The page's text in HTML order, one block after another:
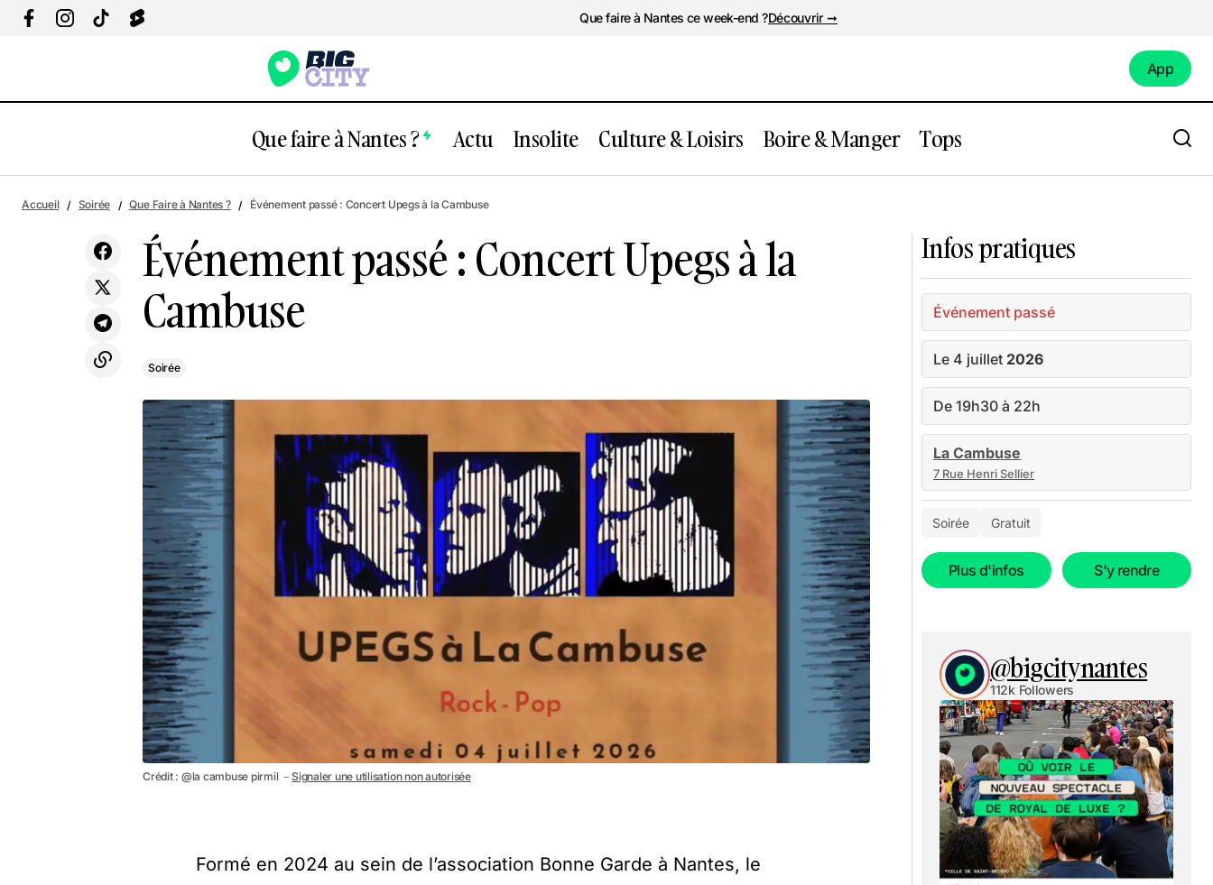
Que faire à Nantes ce week-end ?Découvrir ➞
App
Que faire à Nantes ? Actu Insolite Culture & Loisirs Boire & Manger Tops
Exposition LEGO Soirée Événement passé : Concert Upegs à la Cambuse
Accueil Soirée Que Faire à Nantes ? Événement passé : Concert Upegs à la Cambuse
Événement passé : Concert Upegs à la
Cambuse
Soirée
Crédit : @la cambuse pirmil －Signaler une utilisation non autorisée
Formé en 2024 au sein de l’association Bonne Garde à Nantes, le
Infos pratiques
Événement passé
Le 4 juillet 2026
De 19h30 à 22h
La Cambuse
7 Rue Henri Sellier
Soirée Gratuit
Plus d'infos S'y rendre
@bigcitynantes
112k Followers